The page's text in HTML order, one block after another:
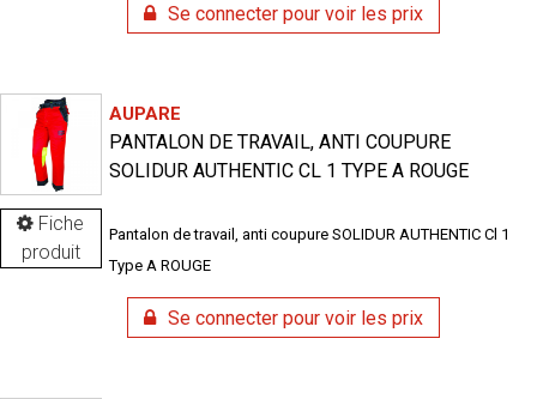
Se connecter pour voir les prix
Fiche
produit
AUPARE
PANTALON DE TRAVAIL, ANTI COUPURE
SOLIDUR AUTHENTIC CL 1 TYPE A ROUGE
Pantalon de travail, anti coupure SOLIDUR AUTHENTIC Cl 1
Type A ROUGE
Se connecter pour voir les prix